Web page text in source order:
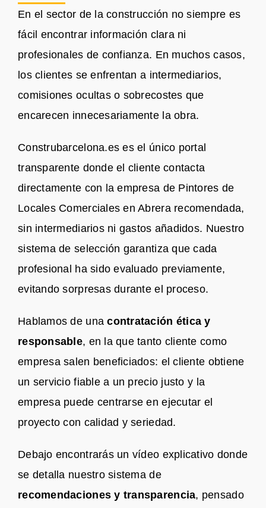
En el sector de la construcción no siempre es
fácil encontrar información clara ni
profesionales de confianza. En muchos casos,
los clientes se enfrentan a intermediarios,
comisiones ocultas o sobrecostes que
encarecen innecesariamente la obra.
Construbarcelona.es es el único portal
transparente donde el cliente contacta
directamente con la empresa de Pintores de
Locales Comerciales en Abrera recomendada,
sin intermediarios ni gastos añadidos. Nuestro
sistema de selección garantiza que cada
profesional ha sido evaluado previamente,
evitando sorpresas durante el proceso.
Hablamos de unacontratación ética y
responsable, en la que tanto cliente como
empresa salen beneficiados: el cliente obtiene
un servicio fiable a un precio justo y la
empresa puede centrarse en ejecutar el
proyecto con calidad y seriedad.
Debajo encontrarás un vídeo explicativo donde
se detalla nuestro sistema de
recomendaciones y transparencia, pensado